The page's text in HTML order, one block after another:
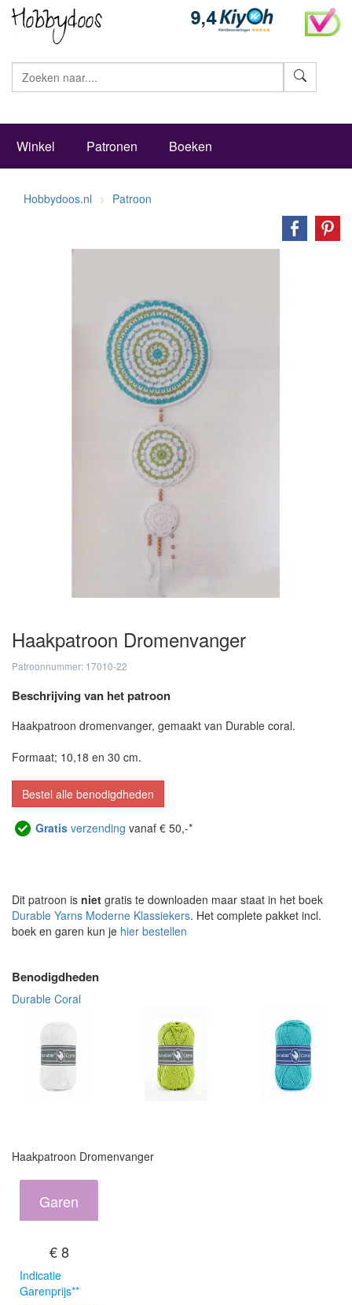
Winkel Patronen Boeken
Hobbydoos.nl Patroon
Haakpatroon Dromenvanger
Patroonnummer: 17010-22
Beschrijving van het patroon
Haakpatroon dromenvanger, gemaakt van Durable coral.
Formaat; 10,18 en 30 cm.
Bestel alle benodigdheden
Gratis verzending vanaf € 50,-*
Dit patroon is niet gratis te downloaden maar staat in het boek
Durable Yarns Moderne Klassiekers. Het complete pakket incl.
boek en garen kun je hier bestellen
Benodigdheden
Durable Coral
Haakpatroon Dromenvanger
Garen
€ 8
Indicatie
Garenprijs**